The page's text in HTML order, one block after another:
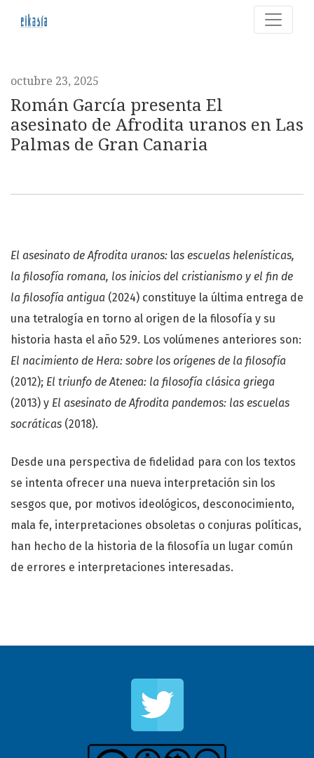
Román García presenta El asesinato de Afrodita uranos
octubre 23, 2025
Román García presenta El
asesinato de Afrodita uranos en Las
Palmas de Gran Canaria
El asesinato de Afrodita uranos: las escuelas helenísticas,
la filosofía romana, los inicios del cristianismo y el fin de
la filosofía antigua (2024) constituye la última entrega de
una tetralogía en torno al origen de la filosofía y su
historia hasta el año 529. Los volúmenes anteriores son:
El nacimiento de Hera: sobre los orígenes de la filosofía
(2012); El triunfo de Atenea: la filosofía clásica griega
(2013) y El asesinato de Afrodita pandemos: las escuelas
socráticas (2018).
Desde una perspectiva de fidelidad para con los textos
se intenta ofrecer una nueva interpretación sin los
sesgos que, por motivos ideológicos, desconocimiento,
mala fe, interpretaciones obsoletas o conjuras políticas,
han hecho de la historia de la filosofía un lugar común
de errores e interpretaciones interesadas.